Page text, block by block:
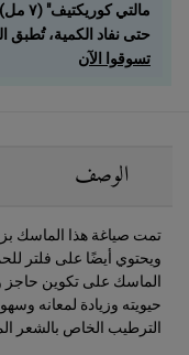
مالتي كوريكتيف" (٧ مل).
حتى نفاد الكمية، تُطبق
تسوقوا الآن
الوصف
تمت صياغة هذا الماسك
ويحتوي أيضًا على فلتر
الماسك على تكوين حاجز
حيويته وزيادة لمعانه
الترطيب الخاص بالشعر